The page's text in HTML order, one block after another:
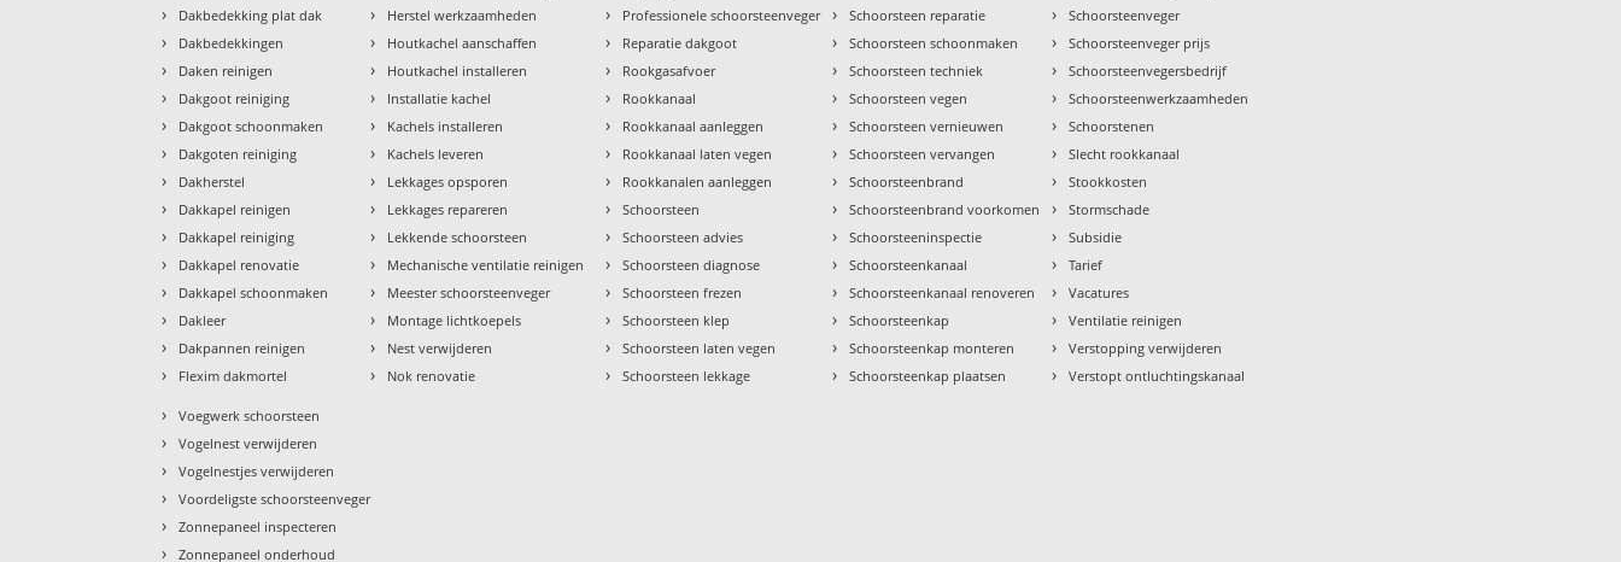
› Dakbedekking plat dak
› Dakbedekkingen
› Daken reinigen
› Dakgoot reiniging
› Dakgoot schoonmaken
› Dakgoten reiniging
› Dakherstel
› Dakkapel reinigen
› Dakkapel reiniging
› Dakkapel renovatie
› Dakkapel schoonmaken
› Dakleer
› Dakpannen reinigen
› Flexim dakmortel
› Herstel werkzaamheden
› Houtkachel aanschaffen
› Houtkachel installeren
› Installatie kachel
› Kachels installeren
› Kachels leveren
› Lekkages opsporen
› Lekkages repareren
› Lekkende schoorsteen
› Mechanische ventilatie reinigen
› Meester schoorsteenveger
› Montage lichtkoepels
› Nest verwijderen
› Nok renovatie
› Professionele schoorsteenveger
› Reparatie dakgoot
› Rookgasafvoer
› Rookkanaal
› Rookkanaal aanleggen
› Rookkanaal laten vegen
› Rookkanalen aanleggen
› Schoorsteen
› Schoorsteen advies
› Schoorsteen diagnose
› Schoorsteen frezen
› Schoorsteen klep
› Schoorsteen laten vegen
› Schoorsteen lekkage
› Schoorsteen reparatie
› Schoorsteen schoonmaken
› Schoorsteen techniek
› Schoorsteen vegen
› Schoorsteen vernieuwen
› Schoorsteen vervangen
› Schoorsteenbrand
› Schoorsteenbrand voorkomen
› Schoorsteeninspectie
› Schoorsteenkanaal
› Schoorsteenkanaal renoveren
› Schoorsteenkap
› Schoorsteenkap monteren
› Schoorsteenkap plaatsen
› Schoorsteenveger
› Schoorsteenveger prijs
› Schoorsteenvegersbedrijf
› Schoorsteenwerkzaamheden
› Schoorstenen
› Slecht rookkanaal
› Stookkosten
› Stormschade
› Subsidie
› Tarief
› Vacatures
› Ventilatie reinigen
› Verstopping verwijderen
› Verstopt ontluchtingskanaal
› Voegwerk schoorsteen
› Vogelnest verwijderen
› Vogelnestjes verwijderen
› Voordeligste schoorsteenveger
› Zonnepaneel inspecteren
› Zonnepaneel onderhoud